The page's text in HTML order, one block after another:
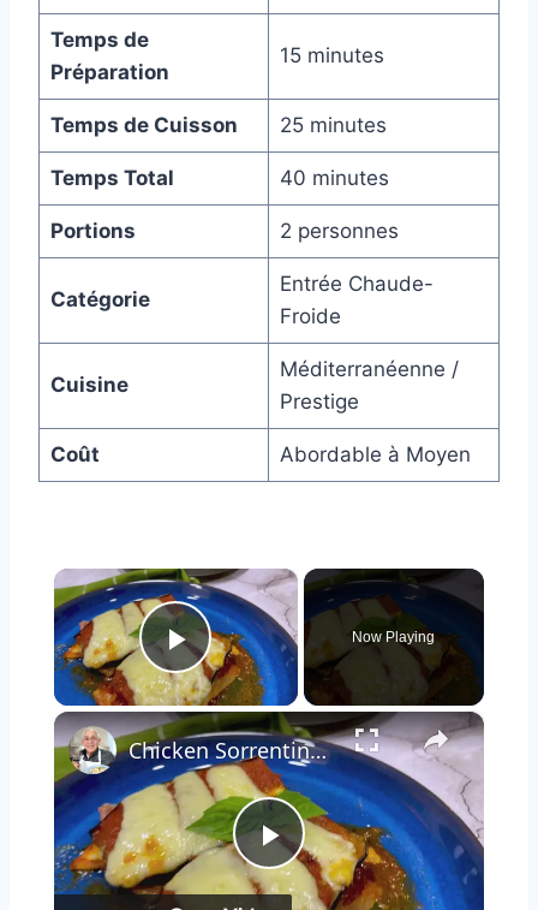
Temps de
Préparation
15 minutes
Temps de Cuisson 25 minutes
Temps Total 40 minutes
Portions 2 personnes
Catégorie
Entrée Chaude-
Froide
Cuisine
Méditerranéenne /
Prestige
Coût Abordable à Moyen
×
Play Video
Now Playing
×
Play
Chicken Sorrentino Recipe by Pasquale Sciarappa